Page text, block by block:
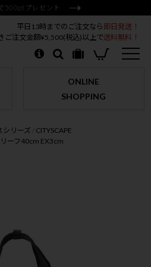
500ptプレゼント
平日13時までのご注文なら 即日発送！
ご注文金額¥5,500(税込)以上で送料無料！
ONLINE
SHOPPING
シリーズ
CITYSCAPE
ーフ40cm EX3cm